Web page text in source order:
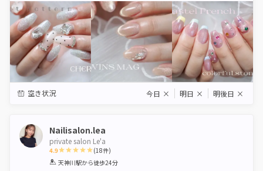
空き状況 今日 × 明日 × 明後日 ×
Nailisalon.lea
private salon Le'a
4.9
1 2 3 4 5
(18件)
天神川駅から徒歩24分